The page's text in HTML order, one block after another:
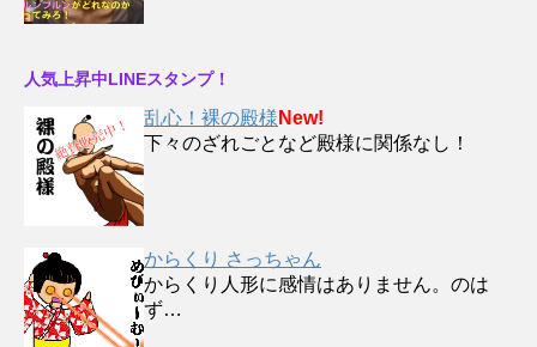
人気上昇中LINEスタンプ！
乱心！裸の殿様 New!
下々のざれごとなど殿様に関係なし！
からくり さっちゃん
からくり人形に感情はありません。のは
ず…